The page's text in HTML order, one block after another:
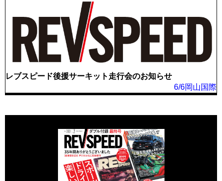
レブスピード後援サーキット走行会のお知らせ
6/6岡山国際